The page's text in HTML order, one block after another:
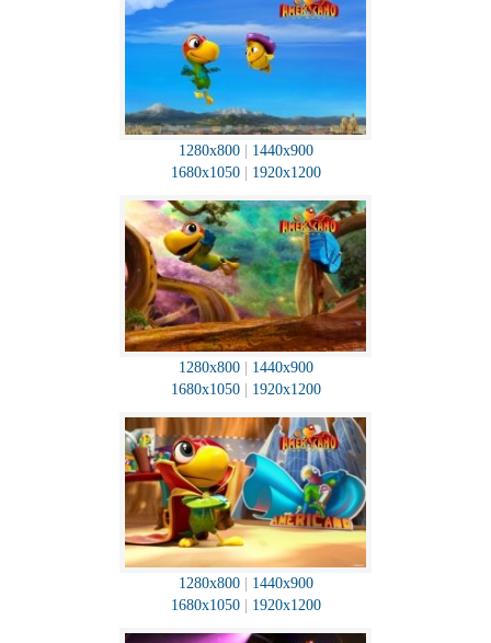
1280x800| 1440x900
1680x1050| 1920x1200
1280x800| 1440x900
1680x1050| 1920x1200
1280x800| 1440x900
1680x1050| 1920x1200